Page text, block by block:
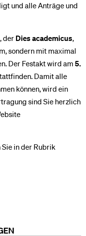
und alle Anträge und
der Dies academicus,
sondern mit maximal
Der Festakt wird am 5.
Damit alle
können, wird ein
sind Sie herzlich
in der Rubrik